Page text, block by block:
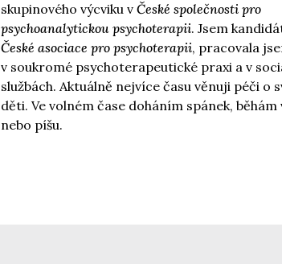
skupinového výcviku v České společnosti pro
psychoanalytickou psychoterapii. Jsem
České asociace pro psychoterapii, pracovala
v soukromé psychoterapeutické praxi a v
službách. Aktuálně nejvíce času věnuji péči o
děti. Ve volném čase doháním spánek,
nebo píšu.